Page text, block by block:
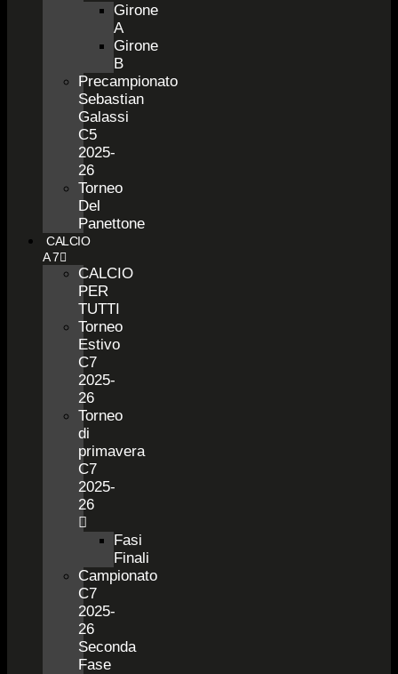
Girone
A
Girone
B
Precampionato
Sebastian
Galassi
C5
2025-
26
Torneo
Del
Panettone
CALCIO
A 7
CALCIO
PER
TUTTI
Torneo
Estivo
C7
2025-
26
Torneo
di
primavera
C7
2025-
26
Fasi
Finali
Campionato
C7
2025-
26
Seconda
Fase